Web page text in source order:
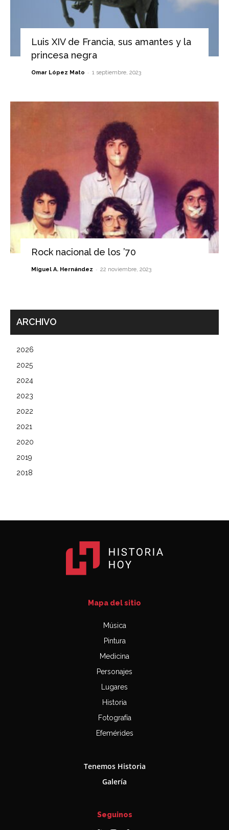
Luis XIV de Francia, sus amantes y la
princesa negra
Omar López Mato - 1 septiembre, 2023
Rock nacional de los ’70
Miguel A. Hernández - 22 noviembre, 2023
ARCHIVO
2026
2025
2024
2023
2022
2021
2020
2019
2018
Mapa del sitio
Música
Pintura
Medicina
Personajes
Lugares
Historia
Fotografía
Efemérides
Tenemos Historia
Galería
Seguinos